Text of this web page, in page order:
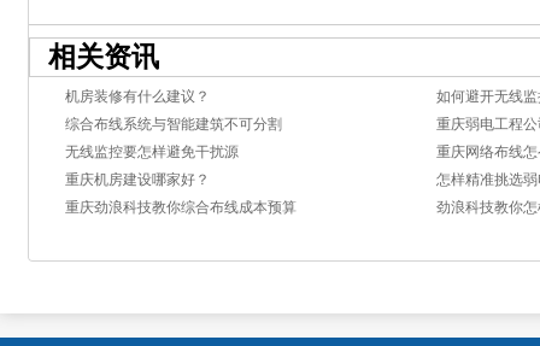
相关资讯
机房装修有什么建议？
如何避开无线
综合布线系统与智能建筑不可分割
重庆弱电工程
无线监控要怎样避免干扰源
重庆网络布线
重庆机房建设哪家好？
怎样精准挑选
重庆劲浪科技教你综合布线成本预算
劲浪科技教你